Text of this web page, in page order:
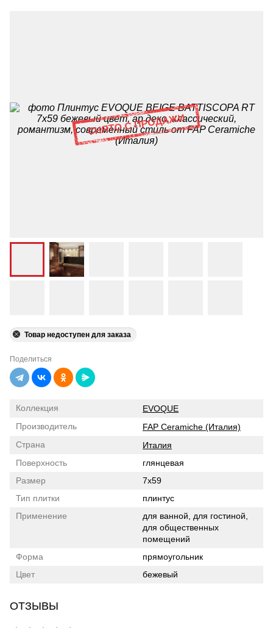
Товар недоступен для заказа
Поделиться
Коллекция
EVOQUE
Производитель
FAP Ceramiche (Италия)
Страна
Италия
Поверхность
глянцевая
Размер
7x59
Тип плитки
плинтус
Применение
для ванной, для гостиной,
для общественных
помещений
Форма
прямоугольник
Цвет
бежевый
ОТЗЫВЫ